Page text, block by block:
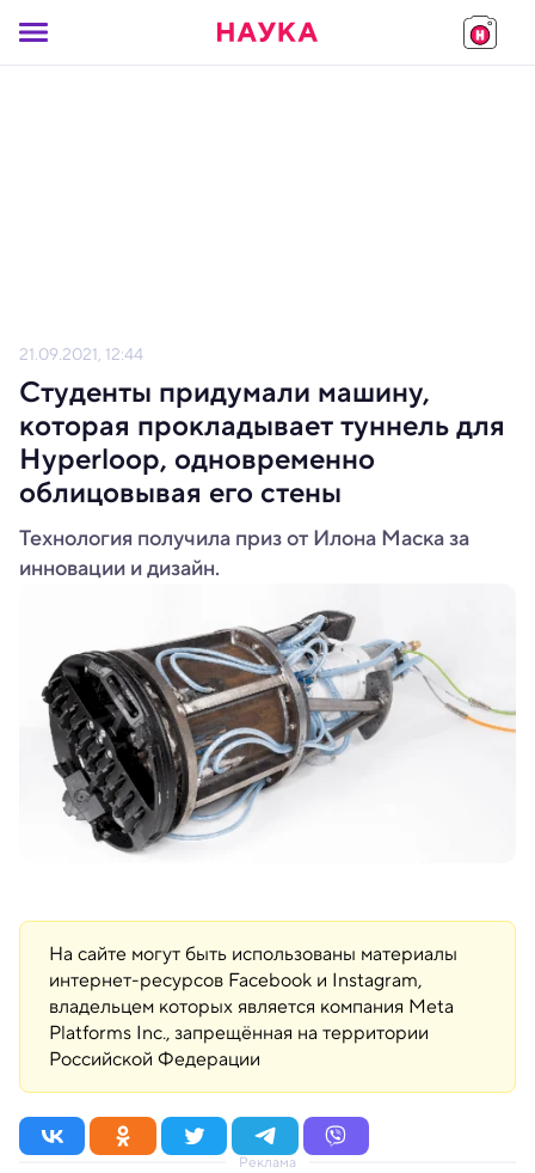
21.09.2021, 12:44
Студенты придумали машину,
которая прокладывает туннель для
Hyperloop, одновременно
облицовывая его стены
Технология получила приз от Илона Маска за
инновации и дизайн.
На сайте могут быть использованы материалы
интернет-ресурсов Facebook и Instagram,
владельцем которых является компания Meta
Platforms Inc., запрещённая на территории
Российской Федерации
Реклама